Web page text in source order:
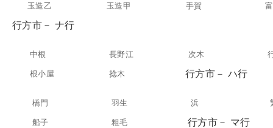
玉造乙 玉造甲 手賀
行方市－ ナ行
中根 長野江 次木
根小屋 捻木 行方市－ ハ行
橋門 羽生 浜
船子 粗毛 行方市－ マ行